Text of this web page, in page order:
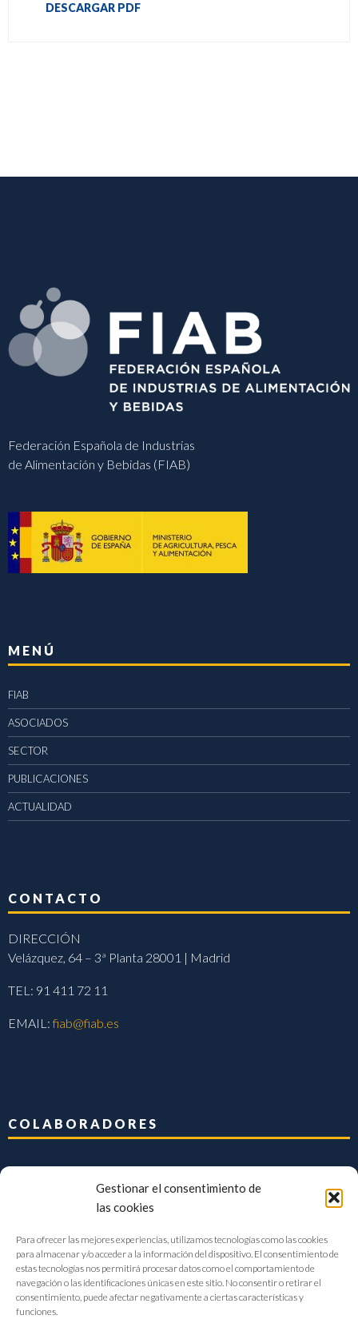
Gestionar el consentimiento de
las cookies
Para ofrecer las mejores experiencias, utilizamos tecnologías como las cookies
para almacenar y/o acceder a la información del dispositivo. El consentimiento de
estas tecnologías nos permitirá procesar datos como el comportamiento de
navegación o las identificaciones únicas en este sitio. No consentir o retirar el
consentimiento, puede afectar negativamente a ciertas características y
funciones.
DESCARGAR PDF
Federación Española de Industrias
de Alimentación y Bebidas (FIAB)
MENÚ
FIAB
ASOCIADOS
SECTOR
PUBLICACIONES
ACTUALIDAD
CONTACTO
DIRECCIÓN
Velázquez, 64 – 3ª Planta 28001 | Madrid
TEL: 91 411 72 11
EMAIL:fiab@fiab.es
COLABORADORES